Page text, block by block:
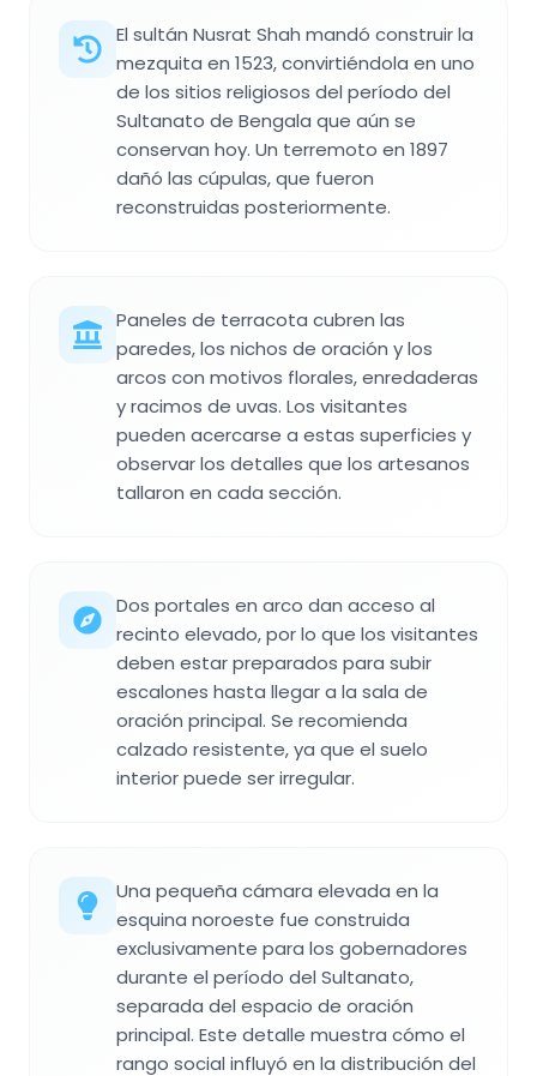
El sultán Nusrat Shah mandó construir la
mezquita en 1523, convirtiéndola en uno
de los sitios religiosos del período del
Sultanato de Bengala que aún se
conservan hoy. Un terremoto en 1897
dañó las cúpulas, que fueron
reconstruidas posteriormente.
Paneles de terracota cubren las
paredes, los nichos de oración y los
arcos con motivos florales, enredaderas
y racimos de uvas. Los visitantes
pueden acercarse a estas superficies y
observar los detalles que los artesanos
tallaron en cada sección.
Dos portales en arco dan acceso al
recinto elevado, por lo que los visitantes
deben estar preparados para subir
escalones hasta llegar a la sala de
oración principal. Se recomienda
calzado resistente, ya que el suelo
interior puede ser irregular.
Una pequeña cámara elevada en la
esquina noroeste fue construida
exclusivamente para los gobernadores
durante el período del Sultanato,
separada del espacio de oración
principal. Este detalle muestra cómo el
rango social influyó en la distribución del